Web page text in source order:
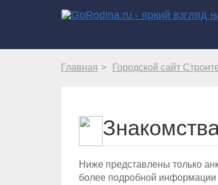
Главная Городской сайт
Ниже представлены только
более подробной информации